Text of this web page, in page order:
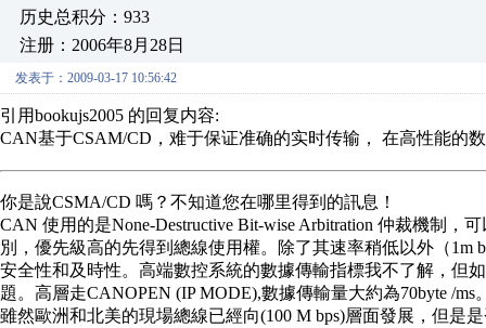
历史总积分：933
注册：2006年8月28日
发表于：2009-03-17 10:56:42
引用bookujs2005 的回复内容:
CAN基于CSAM/CD，难于保证准确的实时传输， 在高性能的
你是說CSMA/CD 嗎？不知道您在哪里得到的訊息！
CAN 使用的是None-Destructive Bit-wise Arbitration 仲裁機制
別，優先級高的先得到總線使用權。除了其速率稍低以外（
安全性和及時性。高端數控系統的數據傳輸指標我不了解，但
題。高層走CANOPEN (IP MODE),數據傳輸量大約為70byte /ms
雖然歐洲和北美的現場總線已經向(100 M bps)層面發展，但是